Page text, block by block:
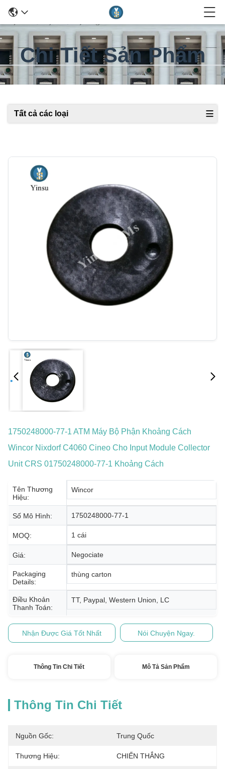
Chi Tiết Sản Phẩm
Tất cả các loại
1750248000-77-1 ATM Máy Bộ Phận Khoảng Cách
Wincor Nixdorf C4060 Cineo Cho Input Module Collector
Unit CRS 01750248000-77-1 Khoảng Cách
Tên Thương
Hiệu:
Wincor
Số Mô Hình: 1750248000-77-1
MOQ: 1 cái
Giá: Negociate
Packaging
Details:
thùng carton
Điều Khoản
Thanh Toán:
TT, Paypal, Western Union, LC
Nhận Được Giá Tốt Nhất Nói Chuyện Ngay.
Thông Tin Chi Tiết Mô Tả Sản Phẩm
Thông Tin Chi Tiết
Nguồn Gốc: Trung Quốc
Thương Hiệu: CHIẾN THẮNG